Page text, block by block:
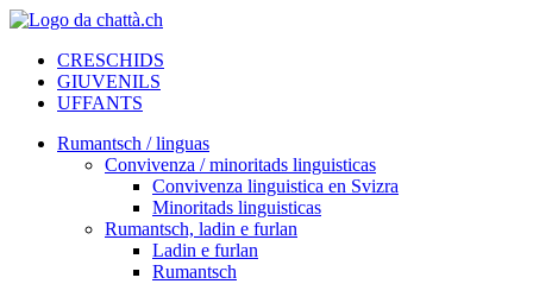
CRESCHIDS
GIUVENILS
UFFANTS
Rumantsch / linguas
Convivenza / minoritads linguisticas
Convivenza linguistica en Svizra
Minoritads linguisticas
Rumantsch, ladin e furlan
Ladin e furlan
Rumantsch